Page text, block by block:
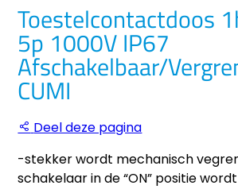
Toestelcontactdoos
5p 1000V IP67
Afschakelbaar/
CUMI
Deel deze pagina
-stekker wordt mechanisch
schakelaar in de “ON” positie